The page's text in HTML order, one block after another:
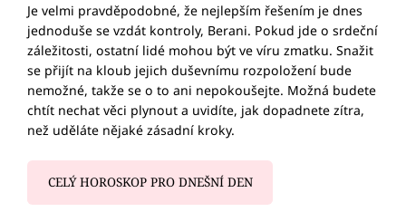
Je velmi pravděpodobné, že nejlepším řešením je dnes
jednoduše se vzdát kontroly, Berani. Pokud jde o srdeční
záležitosti, ostatní lidé mohou být ve víru zmatku. Snažit
se přijít na kloub jejich duševnímu rozpoložení bude
nemožné, takže se o to ani nepokoušejte. Možná budete
chtít nechat věci plynout a uvidíte, jak dopadnete zítra,
než uděláte nějaké zásadní kroky.
CELÝ HOROSKOP PRO DNEŠNÍ DEN